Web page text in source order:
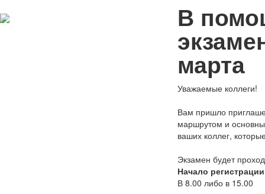
В
марта
Уважаемые коллеги!
Вам пришло
маршрутом и
ваших коллег,
Экзамен будет
Начало
В 8.00 либо в 15.00